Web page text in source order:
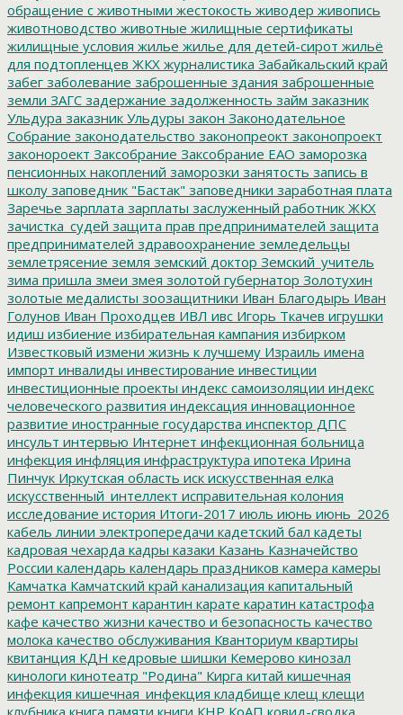
обращение с животными жестокость живодер живопись
животноводство животные жилищные сертификаты
жилищные условия жилье жилье для детей-сирот жильё
для подтопленцев ЖКХ журналистика Забайкальский край
забег заболевание заброшенные здания заброшенные
земли ЗАГС задержание задолженность займ заказник
Ульдура заказник Ульдуры закон Законодательное
Собрание законодательство законопреокт законопроект
законороект Заксобрание Заксобрание ЕАО заморозка
пенсионных накоплений заморозки занятость запись в
школу заповедник "Бастак" заповедники заработная плата
Заречье зарплата зарплаты заслуженный работник ЖКХ
зачистка_судей защита прав предпринимателей защита
предпринимателей здравоохранение земледельцы
землетрясение земля земский доктор Земский_учитель
зима пришла змеи змея золотой губернатор Золотухин
золотые медалисты зоозащитники Иван Благодырь Иван
Голунов Иван Проходцев ИВЛ ивс Игорь Ткачев игрушки
идиш избиение избирательная кампания избирком
Известковый измени жизнь к лучшему Израиль имена
импорт инвалиды инвестирование инвестиции
инвестиционные проекты индекс самоизоляции индекс
человеческого развития индексация инновационное
развитие иностранные государства инспектор ДПС
инсульт интервью Интернет инфекционная больница
инфекция инфляция инфраструктура ипотека Ирина
Пинчук Иркутская область иск искусственная елка
искусственный_интеллект исправительная колония
исследование история Итоги-2017 июль июнь июнь_2026
кабель линии электропередачи кадетский бал кадеты
кадровая чехарда кадры казаки Казань Казначейство
России календарь календарь праздников камера камеры
Камчатка Камчатский край канализация капитальный
ремонт капремонт карантин карате каратин катастрофа
кафе качество жизни качество и безопасность качество
молока качество обслуживания Кванториум квартиры
квитанция КДН кедровые шишки Кемерово кинозал
кинологи кинотеатр "Родина" Кирга китай кишечная
инфекция кишечная_инфекция кладбище клещ клещи
клубника книга памяти книги КНР КоАП ковид-сводка